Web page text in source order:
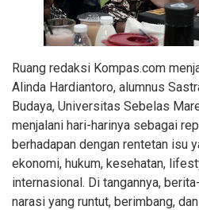
Ruang redaksi Kompas.com
Alinda Hardiantoro, alumnus
Budaya, Universitas Sebelas
menjalani hari-harinya sebagai
berhadapan dengan rentetan isu
ekonomi, hukum, kesehatan,
internasional. Di tangannya,
narasi yang runtut, berimbang,